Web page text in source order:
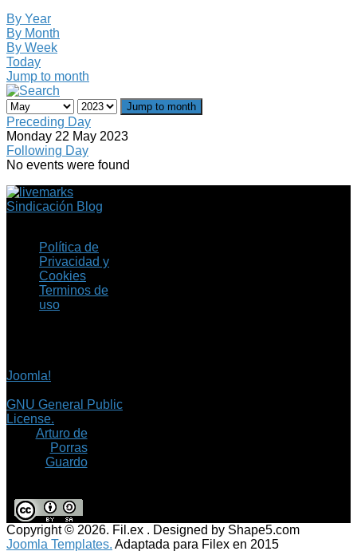
By Year
By Month
By Week
Today
Jump to month
Jump to month
Preceding Day
Monday 22 May 2023
Following Day
No events were found
Sindicación Blog
Política de
Privacidad y
Cookies
Terminos de
uso
Joomla!
GNU General Public
License.
Arturo de
Porras
Guardo
Copyright © 2026. Fil.ex . Designed by Shape5.com
Joomla Templates. Adaptada para Filex en 2015